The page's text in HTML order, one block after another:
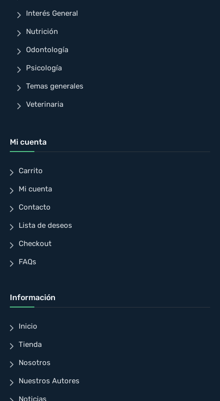
Interés General
Nutrición
Odontología
Psicología
Temas generales
Veterinaria
Mi cuenta
Carrito
Mi cuenta
Contacto
Lista de deseos
Checkout
FAQs
Información
Inicio
Tienda
Nosotros
Nuestros Autores
Noticias